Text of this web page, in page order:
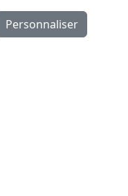
Personnaliser